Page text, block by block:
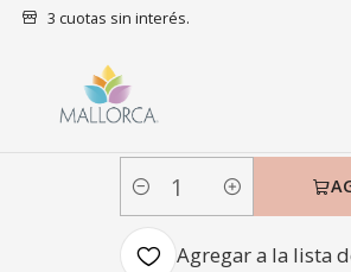
3 cuotas sin interés.
Centro de Mesa Centro de Mesa Stone
|
Centro de
Cantidad
Agregar a la lista